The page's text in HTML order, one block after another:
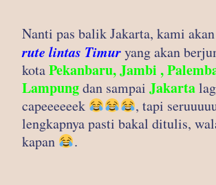
Nanti pas balik Jakarta, kami
rute lintas Timuryang akan
kotaPekanbaru, Jambi ,
Lampungdan sampai Jakarta
capeeeeeek
, tapi
lengkapnya pasti bakal ditulis,
kapan
.